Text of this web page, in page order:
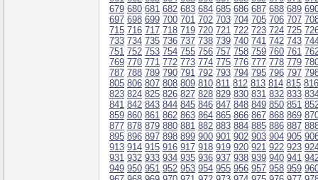
679 680 681 682 683 684 685 686 687 688 689
697 698 699 700 701 702 703 704 705 706 707
715 716 717 718 719 720 721 722 723 724 725
733 734 735 736 737 738 739 740 741 742 743
751 752 753 754 755 756 757 758 759 760 761
769 770 771 772 773 774 775 776 777 778 779
787 788 789 790 791 792 793 794 795 796 797
805 806 807 808 809 810 811 812 813 814 815 816
823 824 825 826 827 828 829 830 831 832 833
841 842 843 844 845 846 847 848 849 850 851
859 860 861 862 863 864 865 866 867 868 869
877 878 879 880 881 882 883 884 885 886 887
895 896 897 898 899 900 901 902 903 904 905
913 914 915 916 917 918 919 920 921 922 923
931 932 933 934 935 936 937 938 939 940 941
949 950 951 952 953 954 955 956 957 958 959